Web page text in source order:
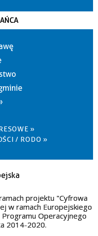
»
/ RODO »
projektu "Cyfrowa
w ramach Europejskiego
Programu Operacyjnego
2014-2020.